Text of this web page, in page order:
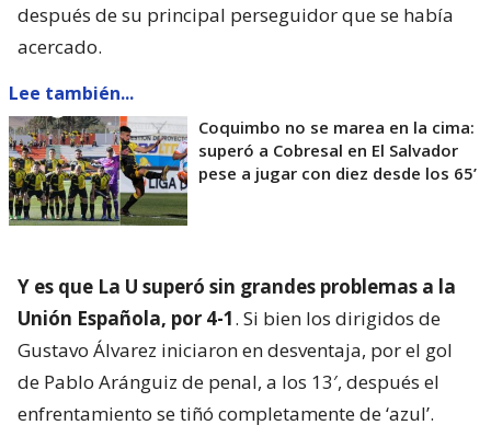
después de su principal perseguidor que se había
acercado.
Lee también...
Coquimbo no se marea en la cima:
superó a Cobresal en El Salvador
pese a jugar con diez desde los 65’
Y es que La U superó sin grandes problemas a la
Unión Española, por 4-1. Si bien los dirigidos de
Gustavo Álvarez iniciaron en desventaja, por el gol
de Pablo Aránguiz de penal, a los 13′, después el
enfrentamiento se tiñó completamente de ‘azul’.